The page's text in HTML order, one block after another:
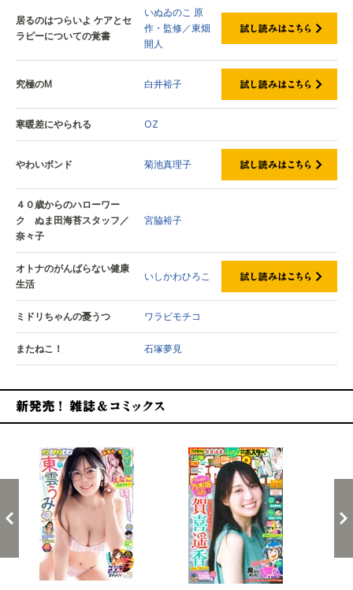
居るのはつらいよ ケアとセ
ラピーについての覚書
いぬゐのこ 原
作・監修／東畑
開人
究極のM 白井裕子
寒暖差にやられる OZ
やわいボンド 菊池真理子
４０歳からのハローワー
ク ぬま田海苔スタッフ／
奈々子
宮脇裕子
オトナのがんばらない健康
生活
いしかわひろこ
ミドリちゃんの憂うつ ワラビモチコ
またねこ！ 石塚夢見